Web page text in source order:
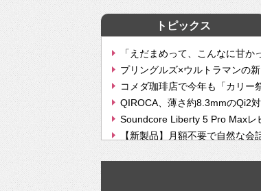
トピックス
「えだまめって、こんなに甘か
プリングルズ×ウルトラマンの
コメダ珈琲店で今年も「カリ
QIROCA、薄さ約8.3mmのQi2
Soundcore Liberty 5 Pro Maxレ
【新製品】月額不要で自然な会
【次世代の没入感と生産性】
挫折率8割の壁をAIで突破。ジ